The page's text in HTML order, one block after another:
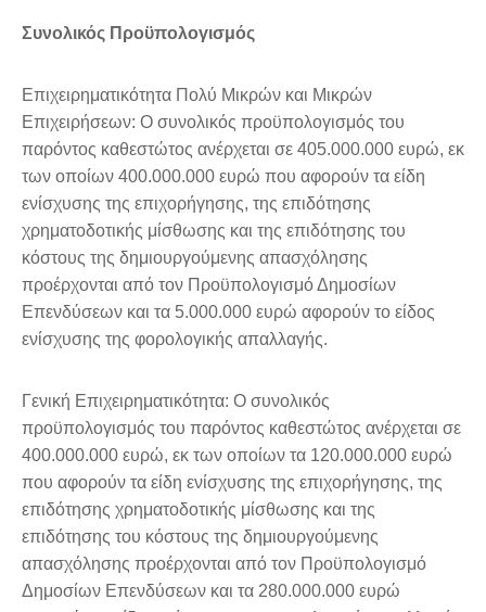
Συνολικός Προϋπολογισμός
Επιχειρηματικότητα Πολύ Μικρών και Μικρών
Επιχειρήσεων: Ο συνολικός προϋπολογισμός του
παρόντος καθεστώτος ανέρχεται σε 405.000.000 ευρώ, εκ
των οποίων 400.000.000 ευρώ που αφορούν τα είδη
ενίσχυσης της επιχορήγησης, της επιδότησης
χρηματοδοτικής μίσθωσης και της επιδότησης του
κόστους της δημιουργούμενης απασχόλησης
προέρχονται από τον Προϋπολογισμό Δημοσίων
Επενδύσεων και τα 5.000.000 ευρώ αφορούν το είδος
ενίσχυσης της φορολογικής απαλλαγής.
Γενική Επιχειρηματικότητα: Ο συνολικός
προϋπολογισμός του παρόντος καθεστώτος ανέρχεται σε
400.000.000 ευρώ, εκ των οποίων τα 120.000.000 ευρώ
που αφορούν τα είδη ενίσχυσης της επιχορήγησης, της
επιδότησης χρηματοδοτικής μίσθωσης και της
επιδότησης του κόστους της δημιουργούμενης
απασχόλησης προέρχονται από τον Προϋπολογισμό
Δημοσίων Επενδύσεων και τα 280.000.000 ευρώ